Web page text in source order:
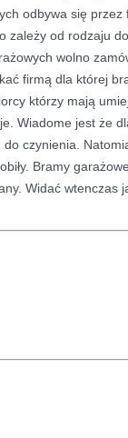
odbywa się przez
zależy od rodzaju
wolno
firmą dla której
którzy mają
Wiadome jest że
czynienia.
Bramy
Widać wtenczas